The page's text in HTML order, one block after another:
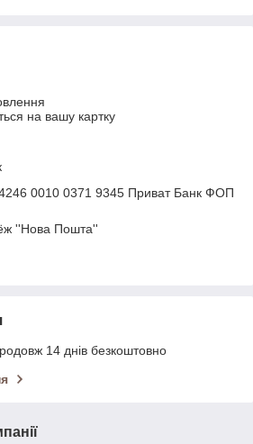
на вашу картку
4246 0010 0371 9345 Приват Банк ФОП
''Нова Пошта''
14 днів безкоштовно